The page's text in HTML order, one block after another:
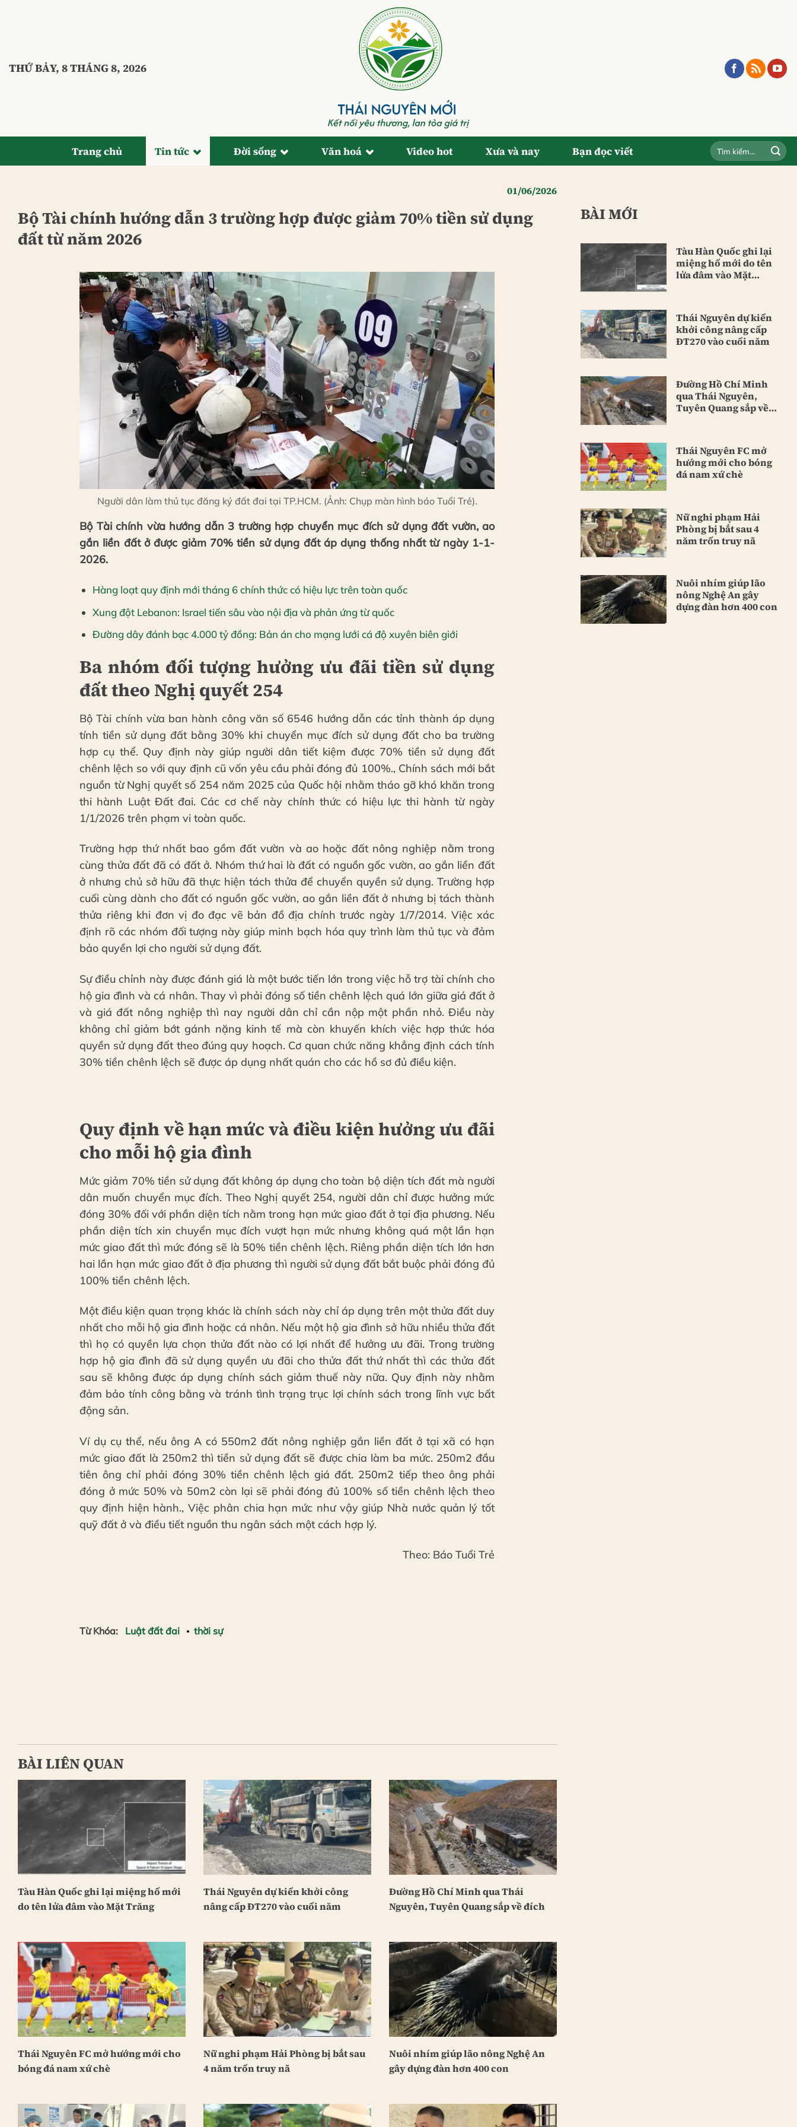
THỨ BẢY, 8 THÁNG 8, 2026
Trang chủ Tin tức Đời sống Văn hoá Video hot Xưa và nay Bạn đọc viết
01/06/2026
Bộ Tài chính hướng dẫn 3 trường hợp được giảm 70% tiền sử dụng
đất từ năm 2026
Người dân làm thủ tục đăng ký đất đai tại TP.HCM. (Ảnh: Chụp màn hình báo Tuổi Trẻ).
Bộ Tài chính vừa hướng dẫn 3 trường hợp chuyển mục đích sử dụng đất vườn, ao
gắn liền đất ở được giảm 70% tiền sử dụng đất áp dụng thống nhất từ ngày 1-1-
2026.
Hàng loạt quy định mới tháng 6 chính thức có hiệu lực trên toàn quốc
Xung đột Lebanon: Israel tiến sâu vào nội địa và phản ứng từ quốc
Đường dây đánh bạc 4.000 tỷ đồng: Bản án cho mạng lưới cá độ xuyên biên giới
Ba nhóm đối tượng hưởng ưu đãi tiền sử dụng
đất theo Nghị quyết 254
Bộ Tài chính vừa ban hành công văn số 6546 hướng dẫn các tỉnh thành áp dụng
tính tiền sử dụng đất bằng 30% khi chuyển mục đích sử dụng đất cho ba trường
hợp cụ thể. Quy định này giúp người dân tiết kiệm được 70% tiền sử dụng đất
chênh lệch so với quy định cũ vốn yêu cầu phải đóng đủ 100%., Chính sách mới bắt
nguồn từ Nghị quyết số 254 năm 2025 của Quốc hội nhằm tháo gỡ khó khăn trong
thi hành Luật Đất đai. Các cơ chế này chính thức có hiệu lực thi hành từ ngày
1/1/2026 trên phạm vi toàn quốc.
Trường hợp thứ nhất bao gồm đất vườn và ao hoặc đất nông nghiệp nằm trong
cùng thửa đất đã có đất ở. Nhóm thứ hai là đất có nguồn gốc vườn, ao gắn liền đất
ở nhưng chủ sở hữu đã thực hiện tách thửa để chuyển quyền sử dụng. Trường hợp
cuối cùng dành cho đất có nguồn gốc vườn, ao gắn liền đất ở nhưng bị tách thành
thửa riêng khi đơn vị đo đạc vẽ bản đồ địa chính trước ngày 1/7/2014. Việc xác
định rõ các nhóm đối tượng này giúp minh bạch hóa quy trình làm thủ tục và đảm
bảo quyền lợi cho người sử dụng đất.
Sự điều chỉnh này được đánh giá là một bước tiến lớn trong việc hỗ trợ tài chính cho
hộ gia đình và cá nhân. Thay vì phải đóng số tiền chênh lệch quá lớn giữa giá đất ở
và giá đất nông nghiệp thì nay người dân chỉ cần nộp một phần nhỏ. Điều này
không chỉ giảm bớt gánh nặng kinh tế mà còn khuyến khích việc hợp thức hóa
quyền sử dụng đất theo đúng quy hoạch. Cơ quan chức năng khẳng định cách tính
30% tiền chênh lệch sẽ được áp dụng nhất quán cho các hồ sơ đủ điều kiện.
Quy định về hạn mức và điều kiện hưởng ưu đãi
cho mỗi hộ gia đình
Mức giảm 70% tiền sử dụng đất không áp dụng cho toàn bộ diện tích đất mà người
dân muốn chuyển mục đích. Theo Nghị quyết 254, người dân chỉ được hưởng mức
đóng 30% đối với phần diện tích nằm trong hạn mức giao đất ở tại địa phương. Nếu
phần diện tích xin chuyển mục đích vượt hạn mức nhưng không quá một lần hạn
mức giao đất thì mức đóng sẽ là 50% tiền chênh lệch. Riêng phần diện tích lớn hơn
hai lần hạn mức giao đất ở địa phương thì người sử dụng đất bắt buộc phải đóng đủ
100% tiền chênh lệch.
Một điều kiện quan trọng khác là chính sách này chỉ áp dụng trên một thửa đất duy
nhất cho mỗi hộ gia đình hoặc cá nhân. Nếu một hộ gia đình sở hữu nhiều thửa đất
thì họ có quyền lựa chọn thửa đất nào có lợi nhất để hưởng ưu đãi. Trong trường
hợp hộ gia đình đã sử dụng quyền ưu đãi cho thửa đất thứ nhất thì các thửa đất
sau sẽ không được áp dụng chính sách giảm thuế này nữa. Quy định này nhằm
đảm bảo tính công bằng và tránh tình trạng trục lợi chính sách trong lĩnh vực bất
động sản.
Ví dụ cụ thể, nếu ông A có 550m2 đất nông nghiệp gắn liền đất ở tại xã có hạn
mức giao đất là 250m2 thì tiền sử dụng đất sẽ được chia làm ba mức. 250m2 đầu
tiên ông chỉ phải đóng 30% tiền chênh lệch giá đất. 250m2 tiếp theo ông phải
đóng ở mức 50% và 50m2 còn lại sẽ phải đóng đủ 100% số tiền chênh lệch theo
quy định hiện hành., Việc phân chia hạn mức như vậy giúp Nhà nước quản lý tốt
quỹ đất ở và điều tiết nguồn thu ngân sách một cách hợp lý.
Theo: Báo Tuổi Trẻ
Từ Khóa: Luật đất đai thời sự
BÀI LIÊN QUAN
Tàu Hàn Quốc ghi lại miệng hố mới
do tên lửa đâm vào Mặt Trăng
Thái Nguyên dự kiến khởi công
nâng cấp ĐT270 vào cuối năm
Đường Hồ Chí Minh qua Thái
Nguyên, Tuyên Quang sắp về đích
Thái Nguyên FC mở hướng mới cho
bóng đá nam xứ chè
Nữ nghi phạm Hải Phòng bị bắt sau
4 năm trốn truy nã
Nuôi nhím giúp lão nông Nghệ An
gây dựng đàn hơn 400 con
BÀI MỚI
Tàu Hàn Quốc ghi lại
miệng hố mới do tên
lửa đâm vào Mặt
Thái Nguyên dự kiến
khởi công nâng cấp
ĐT270 vào cuối năm
Đường Hồ Chí Minh
qua Thái Nguyên,
Tuyên Quang sắp về
Thái Nguyên FC mở
hướng mới cho bóng
đá nam xứ chè
Nữ nghi phạm Hải
Phòng bị bắt sau 4
năm trốn truy nã
Nuôi nhím giúp lão
nông Nghệ An gây
dựng đàn hơn 400 con